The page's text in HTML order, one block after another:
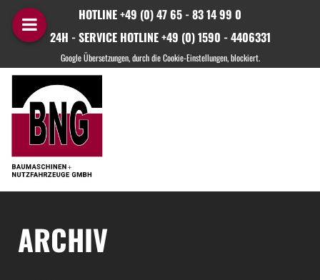
HOTLINE +49 (0) 47 65 - 83 14 99 0
24H - SERVICE HOTLINE +49 (0) 1590 - 4406331
ARCHIV